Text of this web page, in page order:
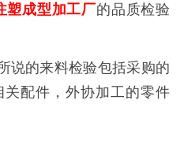
塑成型加工厂的品质检验
的来料检验包括采购的
关配件，外协加工的零件